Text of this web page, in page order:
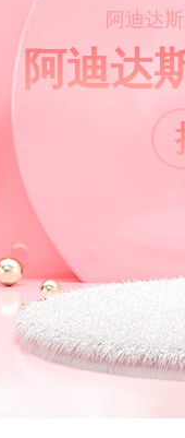
阿迪达
阿迪达